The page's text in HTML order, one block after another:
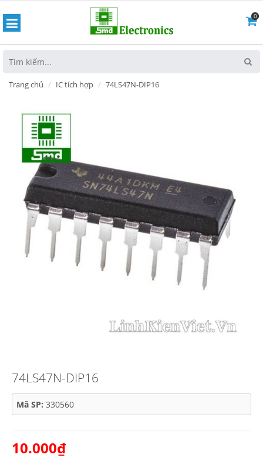
0
Trang chủ IC tích hợp 74LS47N-DIP16
74LS47N-DIP16
Mã SP: 330560
10.000₫